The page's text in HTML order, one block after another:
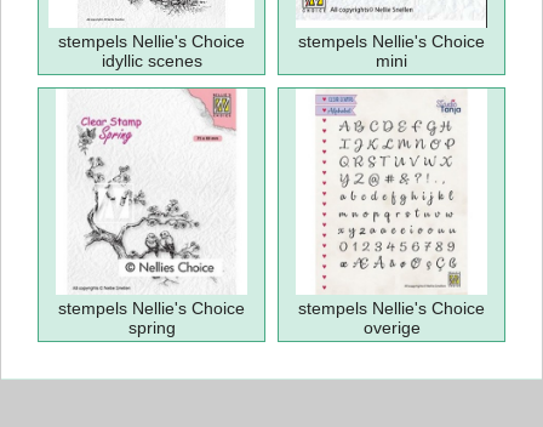
stempels Nellie's Choice
idyllic scenes
stempels Nellie's Choice
mini
stempels Nellie's Choice
spring
stempels Nellie's Choice
overige